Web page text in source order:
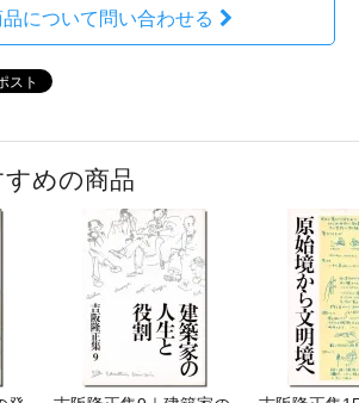
品について問い合わせる
めの商品